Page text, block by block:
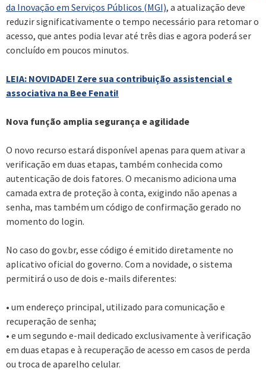
da Inovação em Serviços Públicos (MGI), a atualização deve
reduzir significativamente o tempo necessário para retomar o
acesso, que antes podia levar até três dias e agora poderá ser
concluído em poucos minutos.
LEIA: NOVIDADE! Zere sua contribuição assistencial e
associativa na Bee Fenati!
Nova função amplia segurança e agilidade
O novo recurso estará disponível apenas para quem ativar a
verificação em duas etapas, também conhecida como
autenticação de dois fatores. O mecanismo adiciona uma
camada extra de proteção à conta, exigindo não apenas a
senha, mas também um código de confirmação gerado no
momento do login.
No caso do gov.br, esse código é emitido diretamente no
aplicativo oficial do governo. Com a novidade, o sistema
permitirá o uso de dois e-mails diferentes:
• um endereço principal, utilizado para comunicação e
recuperação de senha;
• e um segundo e-mail dedicado exclusivamente à verificação
em duas etapas e à recuperação de acesso em casos de perda
ou troca de aparelho celular.